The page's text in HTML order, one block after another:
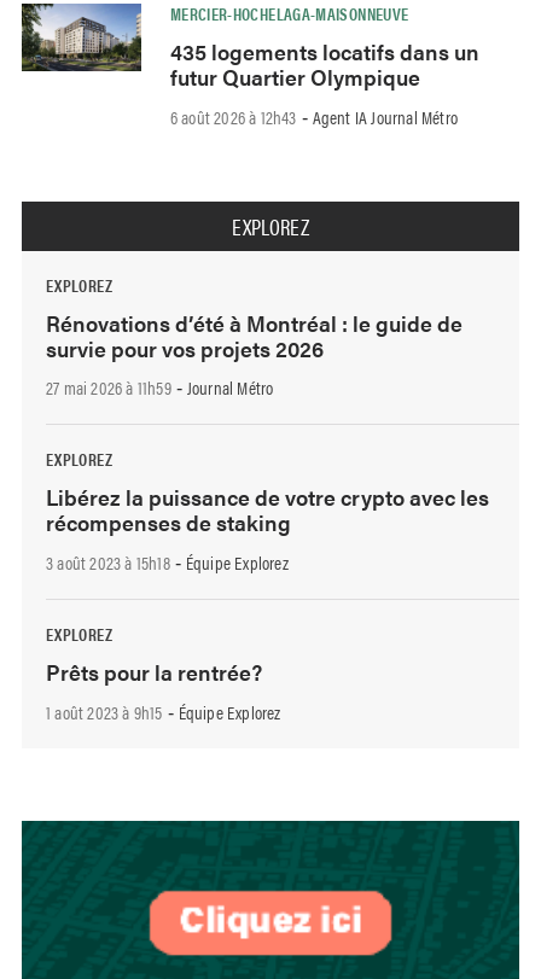
MERCIER-HOCHELAGA-MAISONNEUVE
435 logements locatifs dans un
futur Quartier Olympique
6 août 2026 à 12h43 - Agent IA Journal Métro
EXPLOREZ
EXPLOREZ
Rénovations d’été à Montréal : le guide de
survie pour vos projets 2026
27 mai 2026 à 11h59- Journal Métro
EXPLOREZ
Libérez la puissance de votre crypto avec les
récompenses de staking
3 août 2023 à 15h18- Équipe Explorez
EXPLOREZ
Prêts pour la rentrée?
1 août 2023 à 9h15 - Équipe Explorez